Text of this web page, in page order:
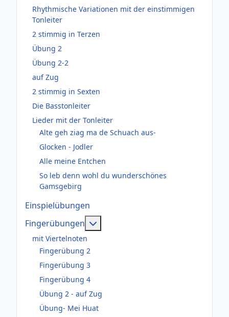
Rhythmische Variationen mit der einstimmigen
Tonleiter
2 stimmig in Terzen
Übung 2
Übung 2-2
auf Zug
2 stimmig in Sexten
Die Basstonleiter
Lieder mit der Tonleiter
Alte geh ziag ma de Schuach aus-
Glocken - Jodler
Alle meine Entchen
So leb denn wohl du wunderschönes
Gamsgebirg
Einspielübungen
Fingerübungen
mit Viertelnoten
Fingerübung 2
Fingerübung 3
Fingerübung 4
Übung 2 - auf Zug
Übung- Mei Huat